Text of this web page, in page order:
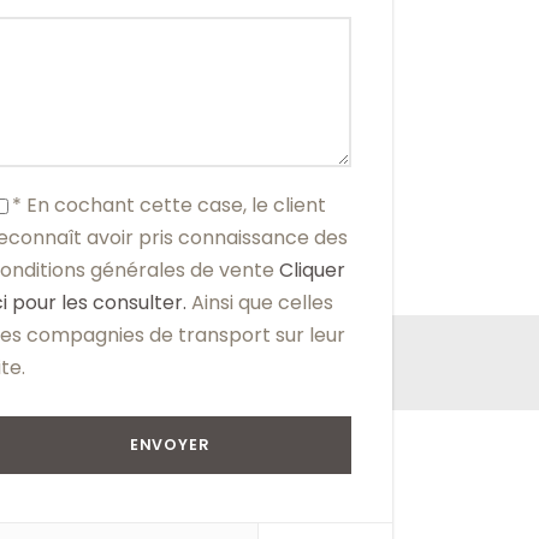
* En cochant cette case, le client
avoir pris connaissance des
générales de vente Cliquer
pour les consulter. Ainsi que celles
compagnies de transport sur leur